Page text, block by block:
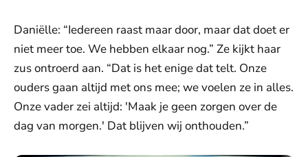
Daniëlle: “Iedereen raast maar door, maar dat doet er
niet meer toe. We hebben elkaar nog.” Ze kijkt haar
zus ontroerd aan. “Dat is het enige dat telt. Onze
ouders gaan altijd met ons mee; we voelen ze in alles.
Onze vader zei altijd: 'Maak je geen zorgen over de
dag van morgen.' Dat blijven wij onthouden.”